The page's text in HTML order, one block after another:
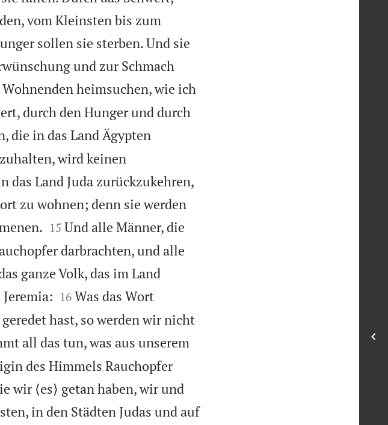
vom Kleinsten bis zum
sollen sie sterben. Und sie
und zur Schmach
heimsuchen, wie ich
durch den Hunger und durch
die in das Land Ägypten
wird keinen
das Land Juda zurückzukehren,
zu wohnen; denn sie werden

15 Und alle Männer, die
darbrachten, und alle
ganze Volk, das im Land

16 Was das Wort
hast, so werden wir nicht
all das tun, was aus unserem
des Himmels Rauchopfer
wir ⟨es⟩ getan haben, wir und
in den Städten Judas und auf